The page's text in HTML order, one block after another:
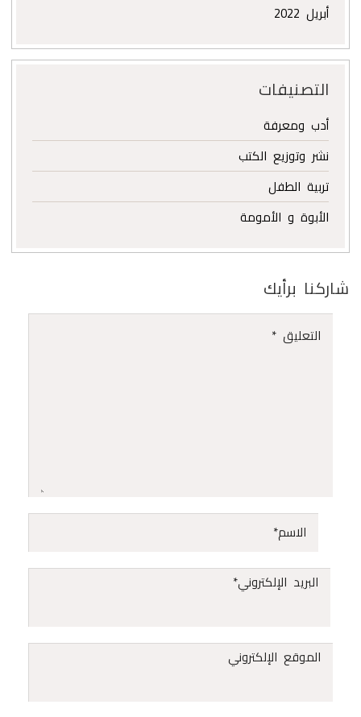
أبريل 2022
التصنيفات
أدب ومعرفة
نشر وتوزيع الكتب
تربية الطفل
الأبوة و الأمومة
شاركنا برأيك
التعليق *
الاسم*
البريد الإلكتروني*
الموقع الإلكتروني